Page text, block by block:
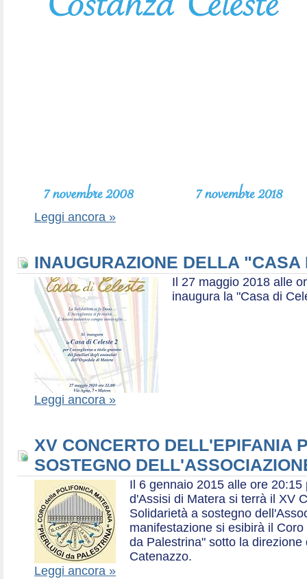
Leggi ancora »
INAUGURAZIONE DELLA
Il 27 maggio 2018 alle
inaugura la "Casa di
Leggi ancora »
XV CONCERTO DELL'EPIFANIA
SOSTEGNO
Il 6 gennaio 2015 alle ore
d'Assisi di Matera si terrà il XV
Solidarietà a sostegno
manifestazione si esibirà il
da Palestrina" sotto la
Catenazzo.
Leggi ancora »